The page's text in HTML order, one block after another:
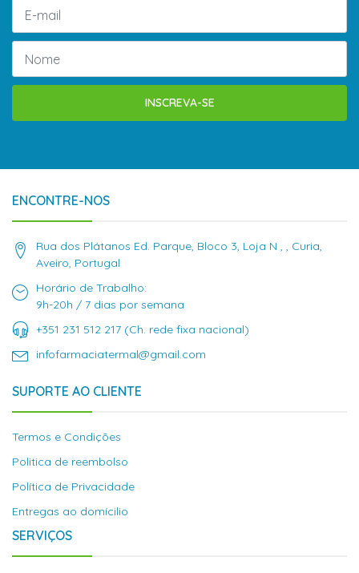
INSCREVA-SE
ENCONTRE-NOS
Rua dos Plátanos Ed. Parque, Bloco 3, Loja N , , Curia,
Aveiro, Portugal
Horário de Trabalho:
9h-20h / 7 dias por semana
+351 231 512 217 (Ch. rede fixa nacional)
infofarmaciatermal@gmail.com
SUPORTE AO CLIENTE
Termos e Condições
Politica de reembolso
Política de Privacidade
Entregas ao domícilio
SERVIÇOS